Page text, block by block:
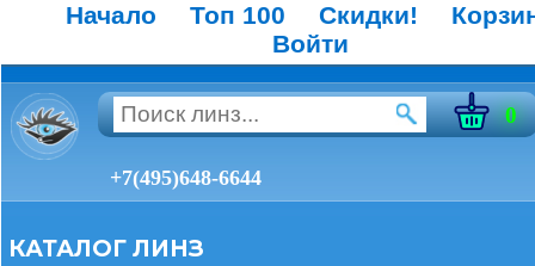
Начало Топ 100 Скидки!
Войти
0
+7(495)648-6644
КАТАЛОГ ЛИНЗ